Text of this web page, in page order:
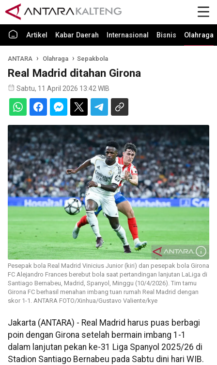
Artikel Kabar Daerah Internasional Bisnis Olahraga
ANTARA Olahraga Sepakbola
Real Madrid ditahan Girona
Sabtu, 11 April 2026 13:42 WIB
Pesepak bola Real Madrid Vinicius Junior (kiri) dan pesepak bola Girona
FC Alejandro Frances berebut bola saat pertandingan lanjutan LaLiga di
Santiago Bernabeu, Madrid, Spanyol, Minggu (10/4/2026). Tim tamu
Girona FC berhasil menahan imbang tuan rumah Real Madrid dengan
skor 1-1. ANTARA FOTO/Xinhua/Gustavo Valiente/kye
Jakarta (ANTARA) - Real Madrid harus puas berbagi
poin dengan Girona setelah bermain imbang 1-1
dalam lanjutan pekan ke-31 Liga Spanyol 2025/26 di
Stadion Santiago Bernabeu pada Sabtu dini hari WIB.